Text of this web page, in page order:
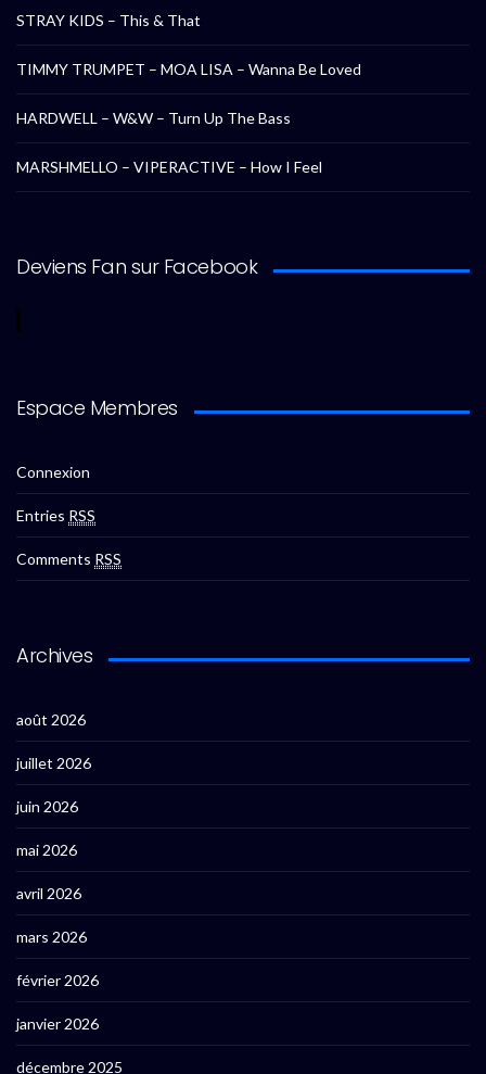
STRAY KIDS – This & That
TIMMY TRUMPET – MOA LISA – Wanna Be Loved
HARDWELL – W&W – Turn Up The Bass
MARSHMELLO – VIPERACTIVE – How I Feel
Deviens Fan sur Facebook
Espace Membres
Connexion
Entries RSS
Comments RSS
Archives
août 2026
juillet 2026
juin 2026
mai 2026
avril 2026
mars 2026
février 2026
janvier 2026
décembre 2025